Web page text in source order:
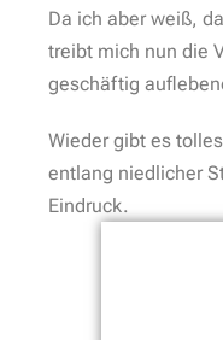
Da ich aber weiß,
treibt mich nun die
geschäftig
Wieder gibt es
entlang niedlicher
Eindruck.